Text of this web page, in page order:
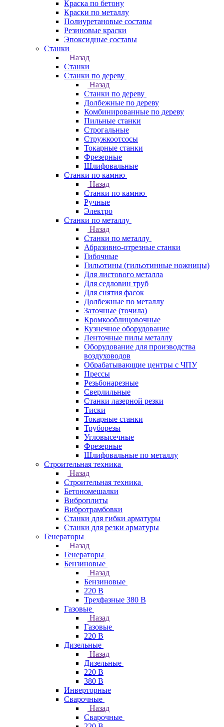
Краска по бетону
Краски по металлу
Полиуретановые составы
Резиновые краски
Эпоксидные составы
Станки
Назад
Станки
Станки по дереву
Назад
Станки по дереву
Долбежные по дереву
Комбинированные по дереву
Пильные станки
Строгальные
Стружкоотсосы
Токарные станки
Фрезерные
Шлифовальные
Станки по камню
Назад
Станки по камню
Ручные
Электро
Станки по металлу
Назад
Станки по металлу
Абразивно-отрезные станки
Гибочные
Гильотины (гильотинные ножницы)
Для листового металла
Для седловин труб
Для снятия фасок
Долбежные по металлу
Заточные (точила)
Кромкооблицовочные
Кузнечное оборудование
Ленточные пилы металлу
Оборудование для производства
воздуховодов
Обрабатывающие центры с ЧПУ
Прессы
Резьбонарезные
Сверлильные
Станки лазерной резки
Тиски
Токарные станки
Труборезы
Угловысечные
Фрезерные
Шлифовальные по металлу
Строительная техника
Назад
Строительная техника
Бетономешалки
Виброплиты
Вибротрамбовки
Станки для гибки арматуры
Станки для резки арматуры
Генераторы
Назад
Генераторы
Бензиновые
Назад
Бензиновые
220 В
Трехфазные 380 В
Газовые
Назад
Газовые
220 В
Дизельные
Назад
Дизельные
220 В
380 В
Инверторные
Сварочные
Назад
Сварочные